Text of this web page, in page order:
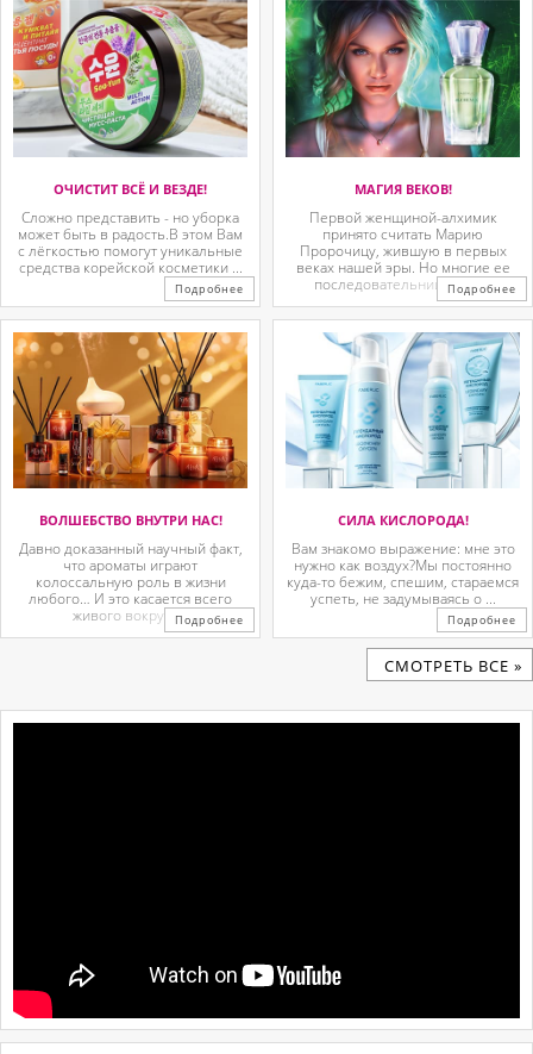
ОЧИСТИТ ВСЁ И ВЕЗДЕ!
Сложно представить - но уборка
может быть в радость.В этом Вам
с лёгкостью помогут уникальные
средства корейской косметики ...
Подробнее
МАГИЯ ВЕКОВ!
Первой женщиной-алхимик
принято считать Марию
Пророчицу, жившую в первых
веках нашей эры. Но многие ее
последовательницы так ...
Подробнее
ВОЛШЕБСТВО ВНУТРИ НАС!
Давно доказанный научный факт,
что ароматы играют
колоссальную роль в жизни
любого… И это касается всего
живого вокруг. ...Подробнее
СИЛА КИСЛОРОДА!
Вам знакомо выражение: мне это
нужно как воздух?Мы постоянно
куда-то бежим, спешим, стараемся
успеть, не задумываясь о ...
Подробнее
CМОТРЕТЬ ВСЕ »